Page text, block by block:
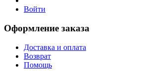
Войти
Оформление заказа
Доставка и оплата
Возврат
Помощь